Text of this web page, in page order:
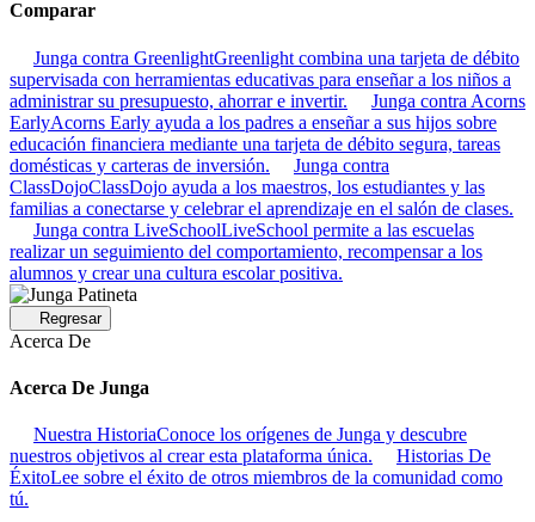
Comparar
Junga contra GreenlightGreenlight combina una tarjeta de débito
supervisada con herramientas educativas para enseñar a los niños a
administrar su presupuesto, ahorrar e invertir.
Junga contra Acorns
EarlyAcorns Early ayuda a los padres a enseñar a sus hijos sobre
educación financiera mediante una tarjeta de débito segura, tareas
domésticas y carteras de inversión.
Junga contra
ClassDojoClassDojo ayuda a los maestros, los estudiantes y las
familias a conectarse y celebrar el aprendizaje en el salón de clases.
Junga contra LiveSchoolLiveSchool permite a las escuelas
realizar un seguimiento del comportamiento, recompensar a los
alumnos y crear una cultura escolar positiva.
Regresar
Acerca De
Acerca De Junga
Nuestra HistoriaConoce los orígenes de Junga y descubre
nuestros objetivos al crear esta plataforma única.
Historias De
ÉxitoLee sobre el éxito de otros miembros de la comunidad como
tú.